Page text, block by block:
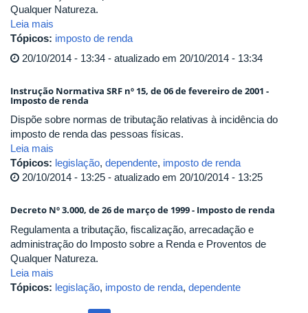
Qualquer Natureza.
Leia mais
Tópicos: imposto de renda
20/10/2014 - 13:34 - atualizado em 20/10/2014 - 13:34
Instrução Normativa SRF nº 15, de 06 de fevereiro de 2001 -
Imposto de renda
Dispõe sobre normas de tributação relativas à incidência do
imposto de renda das pessoas físicas.
Leia mais
Tópicos: legislação, dependente, imposto de renda
20/10/2014 - 13:25 - atualizado em 20/10/2014 - 13:25
Decreto Nº 3.000, de 26 de março de 1999 - Imposto de renda
Regulamenta a tributação, fiscalização, arrecadação e
administração do Imposto sobre a Renda e Proventos de
Qualquer Natureza.
Leia mais
Tópicos: legislação, imposto de renda, dependente